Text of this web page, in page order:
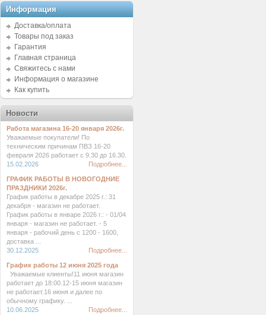
Информация
Доставка/оплата
Товары под заказ
Гарантия
Главная страница
Свяжитесь с нами
Информация о магазине
Как купить
Новости
Работа магазина 16-20 января 2026г.
Уважаемые покупатели! По
техническим причинам ПВЗ 16-20
февраля 2026 работает с 9.30 до 16.30.
15.02.2026
Подробнее...
ГРАФИК РАБОТЫ В НОВОГОДНИЕ
ПРАЗДНИКИ 2026г.
График работы в декабре 2025 г.: 31
декабря - магазин не работает.
График работы в январе 2026 г.: - 01/04
января - магазин не работает. - 5
января - рабочий день с 1200 - 1600,
доставка ...
30.12.2025
Подробнее...
График работы 12 июня 2025 года
Уважаемые клиенты!11 июня магазин
работает до 18:00.12-15 июня магазин
не работает.16 июня и далее по
обычному графику. ...
10.06.2025
Подробнее...